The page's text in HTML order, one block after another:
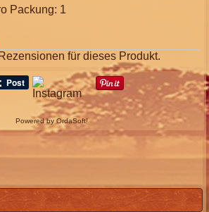
Packung: 1
für dieses Produkt.
Powered by OrdaSoft!